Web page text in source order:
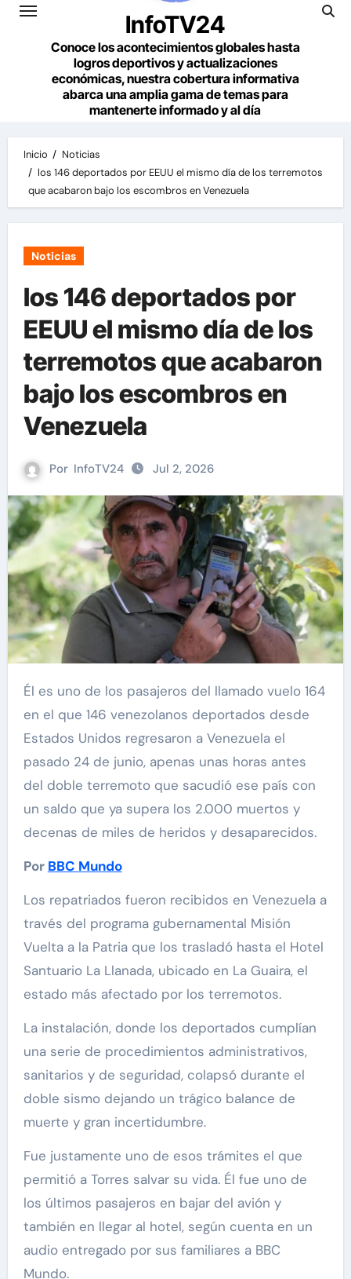
InfoTV24
Conoce los acontecimientos globales hasta
logros deportivos y actualizaciones
económicas, nuestra cobertura informativa
abarca una amplia gama de temas para
mantenerte informado y al día
Inicio
Noticias
los 146 deportados por EEUU el mismo día de los terremotos
que acabaron bajo los escombros en Venezuela
Noticias
los 146 deportados por
EEUU el mismo día de los
terremotos que acabaron
bajo los escombros en
Venezuela
Por InfoTV24 Jul 2, 2026
Él es uno de los pasajeros del llamado vuelo 164
en el que 146 venezolanos deportados desde
Estados Unidos regresaron a Venezuela el
pasado 24 de junio, apenas unas horas antes
del doble terremoto que sacudió ese país con
un saldo que ya supera los 2.000 muertos y
decenas de miles de heridos y desaparecidos.
Por BBC Mundo
Los repatriados fueron recibidos en Venezuela a
través del programa gubernamental Misión
Vuelta a la Patria que los trasladó hasta el Hotel
Santuario La Llanada, ubicado en La Guaira, el
estado más afectado por los terremotos.
La instalación, donde los deportados cumplían
una serie de procedimientos administrativos,
sanitarios y de seguridad, colapsó durante el
doble sismo dejando un trágico balance de
muerte y gran incertidumbre.
Fue justamente uno de esos trámites el que
permitió a Torres salvar su vida. Él fue uno de
los últimos pasajeros en bajar del avión y
también en llegar al hotel, según cuenta en un
audio entregado por sus familiares a BBC
Mundo.